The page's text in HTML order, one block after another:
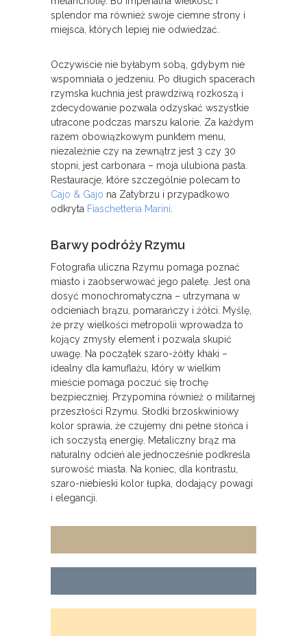
splendor ma również swoje ciemne strony i
miejsca, których lepiej nie odwiedzać.
Oczywiście nie byłabym sobą, gdybym nie
wspomniała o jedzeniu. Po długich spacerach
rzymska kuchnia jest prawdziwą rozkoszą i
zdecydowanie pozwala odzyskać wszystkie
utracone podczas marszu kalorie. Za każdym
razem obowiązkowym punktem menu,
niezależnie czy na zewnątrz jest 3 czy 30
stopni, jest carbonara – moja ulubiona pasta.
Restauracje, które szczególnie polecam to
Cajo & Gajo na Zatybrzu i przypadkowo
odkryta Fiaschetteria Marini.
Barwy podróży Rzymu
Fotografia uliczna Rzymu pomaga poznać
miasto i zaobserwować jego paletę. Jest ona
dosyć monochromatyczna – utrzymana w
odcieniach brązu, pomarańczy i żółci. Myślę,
że przy wielkości metropolii wprowadza to
kojący zmysły element i pozwala skupić
uwagę. Na początek szaro-żółty khaki –
idealny dla kamuflażu, który w wielkim
mieście pomaga poczuć się trochę
bezpieczniej. Przypomina również o militarnej
przeszłości Rzymu. Słodki brzoskwiniowy
kolor sprawia, że czujemy dni pełne słońca i
ich soczystą energię. Metaliczny brąz ma
naturalny odcień ale jednocześnie podkreśla
surowość miasta. Na koniec, dla kontrastu,
szaro-niebieski kolor łupka, dodający powagi
i elegancji.
Khaki
Łupek